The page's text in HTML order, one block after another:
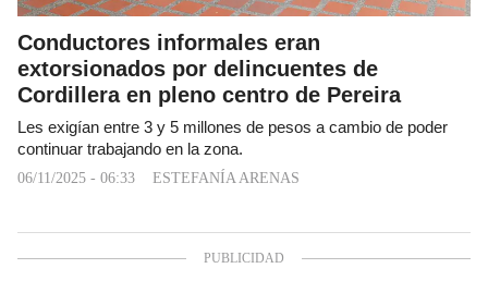
Conductores informales eran
extorsionados por delincuentes de
Cordillera en pleno centro de Pereira
Les exigían entre 3 y 5 millones de pesos a cambio de poder
continuar trabajando en la zona.
06/11/2025 - 06:33 ESTEFANÍA ARENAS